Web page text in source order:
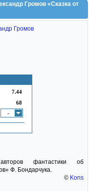
Громов «Сказка от
7.44
68
-
Громов
фантастики об
Ф. Бондарчука.
© Kons